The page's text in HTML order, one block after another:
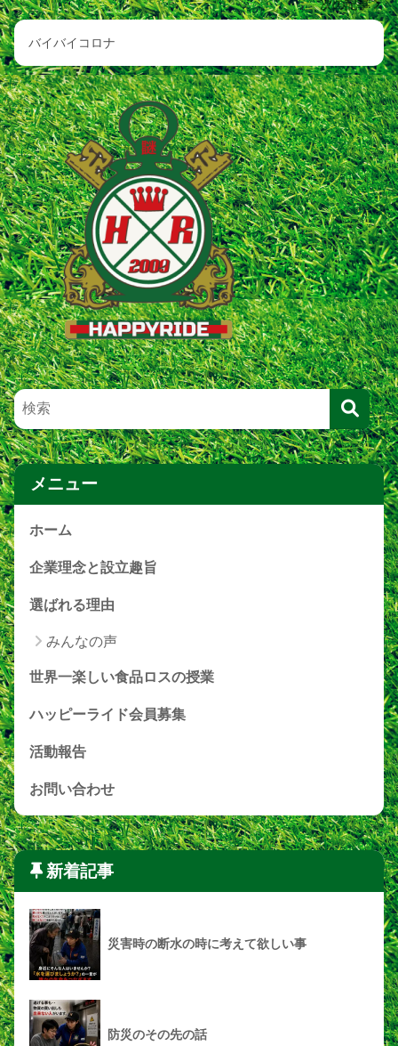
次の記事
バイバイコロナ
メニュー
ホーム
企業理念と設立趣旨
選ばれる理由
みんなの声
世界一楽しい食品ロスの授業
ハッピーライド会員募集
活動報告
お問い合わせ
新着記事
災害時の断水の時に考えて欲しい事
防災のその先の話